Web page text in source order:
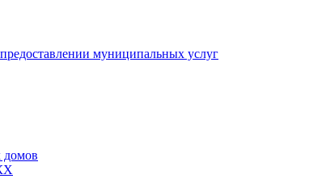
муниципальных услуг
домов